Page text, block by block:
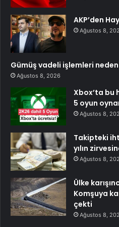
AKP’den
Ağustos 8,
Gümüş vadeli işlemleri
Ağustos 8, 2026
Xbox’ta bu
5 oyun
Ağustos 8,
Takipteki
yılın
Ağustos 8,
Ülke
Komşuya
çekti
Ağustos 8,